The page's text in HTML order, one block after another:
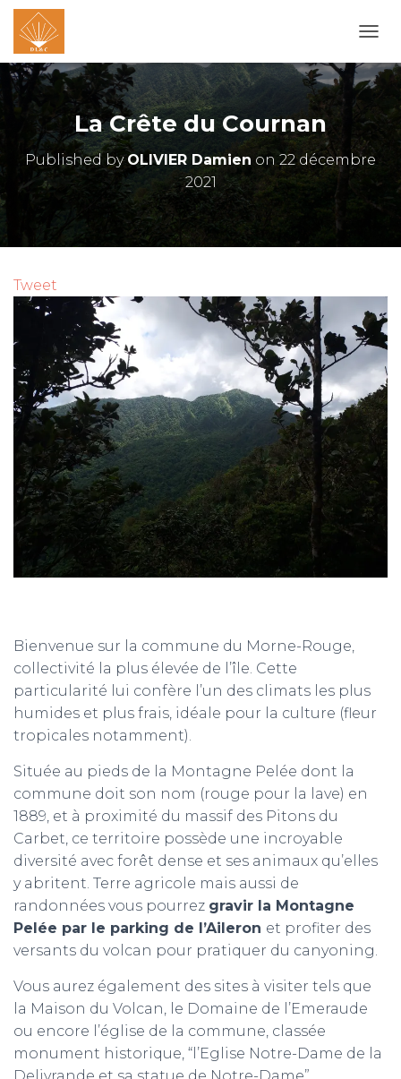
U
V
/
F
R
N
A
V
G
T
O
La Crête du Cournan
Published byOLIVIER Damien on 22 décembre
2021
Tweet
Bienvenue sur la commune du Morne-Rouge,
collectivité la plus élevée de l’île. Cette
particularité lui confère l’un des climats les plus
humides et plus frais, idéale pour la culture (fleur
tropicales notamment).
Située au pieds de la Montagne Pelée dont la
commune doit son nom (rouge pour la lave) en
1889, et à proximité du massif des Pitons du
Carbet, ce territoire possède une incroyable
diversité avec forêt dense et ses animaux qu’elles
y abritent. Terre agricole mais aussi de
randonnées vous pourrez gravir la Montagne
Pelée par le parking de l’Aileron et profiter des
versants du volcan pour pratiquer du canyoning.
Vous aurez également des sites à visiter tels que
la Maison du Volcan, le Domaine de l’Emeraude
ou encore l’église de la commune, classée
monument historique, “l’Eglise Notre-Dame de la
Delivrande et sa statue de Notre-Dame”.